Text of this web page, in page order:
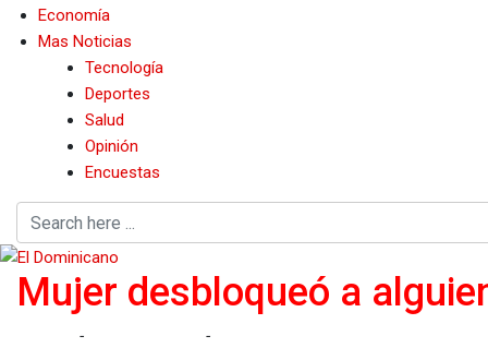
Economía
Mas Noticias
Tecnología
Deportes
Salud
Opinión
Encuestas
Mujer desbloqueó a
- -